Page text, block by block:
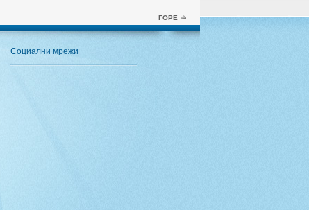
ГОРЕ
Социални мрежи